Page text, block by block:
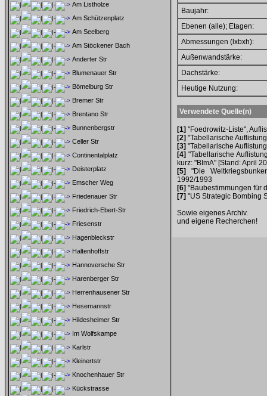
Am Listholze
Am Schützenplatz
Am Seelberg
Am Stöckener Bach
Anderter Str
Blumenauer Str
Bömelburg Str
Bremer Str
Brentano Str
Bunnenbergstr
Celler Str
Continentalplatz
Deisterplatz
Emscher Weg
Friedenauer Str
Friedrich-Ebert-Str
Friesenstr
Hagenbleckstr
Haltenhoffstr
Hannoversche Str
Harenberger Str
Herrenhausener Str
Hesemannstr
Hildesheimer Str
Im Wolfskampe
Karlstr
Kleinertstr
Knochenhauer Str
Kückstrasse
Baujahr:
Ebenen (alle); Etagen:
Abmessungen (lxbxh):
Außenwandstärke:
Dachstärke:
Heutige Nutzung:
Verwendete Quelle(n)
[1] "Foedrowitz-Liste",
[2] "Tabellarische
[3] "Tabellarische
[4] "Tabellarische
kurz: "BImA" [Stand: April
[5]
"Die
1992/1993
[6] "Baubestimmungen für
[7] "US Strategic Bombing
Sowie eigenes Archiv.
und eigene Recherchen!